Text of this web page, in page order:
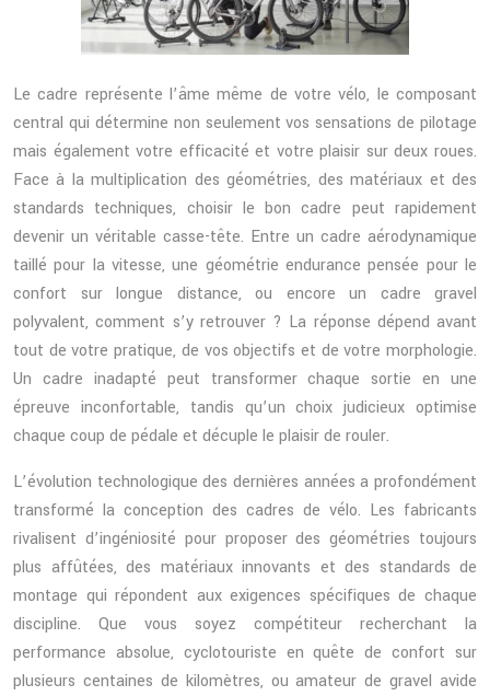
Le cadre représente l’âme même de votre vélo, le composant
central qui détermine non seulement vos sensations de pilotage
mais également votre efficacité et votre plaisir sur deux roues.
Face à la multiplication des géométries, des matériaux et des
standards techniques, choisir le bon cadre peut rapidement
devenir un véritable casse-tête. Entre un cadre aérodynamique
taillé pour la vitesse, une géométrie endurance pensée pour le
confort sur longue distance, ou encore un cadre gravel
polyvalent, comment s’y retrouver ? La réponse dépend avant
tout de votre pratique, de vos objectifs et de votre morphologie.
Un cadre inadapté peut transformer chaque sortie en une
épreuve inconfortable, tandis qu’un choix judicieux optimise
chaque coup de pédale et décuple le plaisir de rouler.
L’évolution technologique des dernières années a profondément
transformé la conception des cadres de vélo. Les fabricants
rivalisent d’ingéniosité pour proposer des géométries toujours
plus affûtées, des matériaux innovants et des standards de
montage qui répondent aux exigences spécifiques de chaque
discipline. Que vous soyez compétiteur recherchant la
performance absolue, cyclotouriste en quête de confort sur
plusieurs centaines de kilomètres, ou amateur de gravel avide